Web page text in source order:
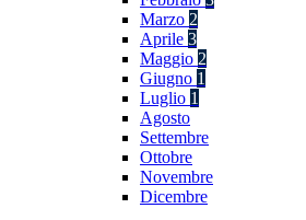
Marzo 2
Aprile 3
Maggio 2
Giugno 1
Luglio 1
Agosto
Settembre
Ottobre
Novembre
Dicembre